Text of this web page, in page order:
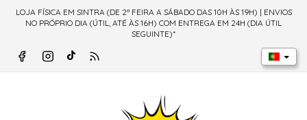
LOJA FÍSICA EM SINTRA (DE 2ª FEIRA A SÁBADO DAS 10H ÀS 19H) | ENVIOS
NO PRÓPRIO DIA (ÚTIL, ATÉ ÀS 16H) COM ENTREGA EM 24H (DIA ÚTIL
SEGUINTE)*